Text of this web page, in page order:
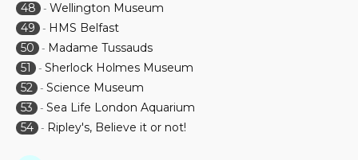
48
- Wellington Museum
49
- HMS Belfast
50
- Madame Tussauds
51
- Sherlock Holmes Museum
52 - Science Museum
53
- Sea Life London Aquarium
54 - Ripley's, Believe it or not!